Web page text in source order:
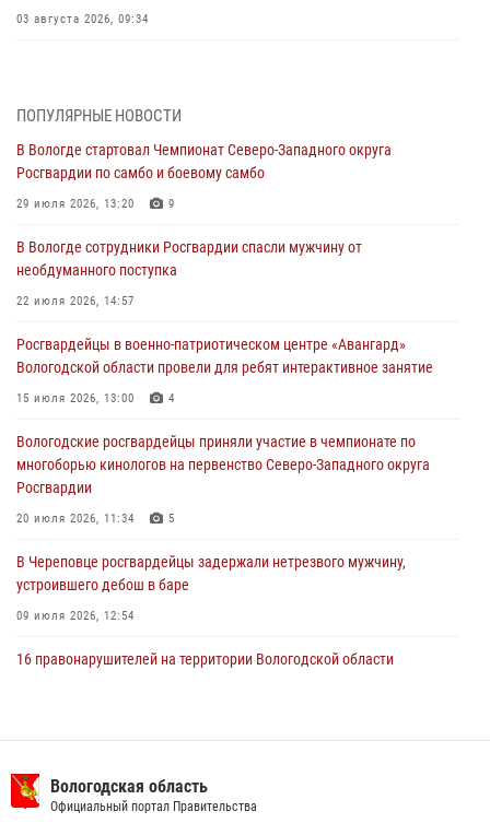
03 августа 2026, 09:34
самбо
ЗА МИНУВШУЮ НЕДЕЛЮ СОТРУДНИКАМИ ВНЕВЕДОМСТВЕННОЙ
ОХРАНЫ РОСГВАРДИИ В ВОЛОГОДСКОЙ ОБЛАСТИ ЗАДЕРЖАНО 23
02 августа 2026, 10:37
Росгвардейцы в г. Соколе задержали несовершеннолетнего
31 июля 2026, 06:43
В Вологде стартовал Чемпионат Северо-Западного округа
29 июля 2026, 13:20
ПОПУЛЯРНЫЕ НОВОСТИ
В Вологде стартовал Чемпионат Северо-Западного округа
Росгвардии по самбо и боевому самбо
29 июля 2026, 13:20 9
В Вологде сотрудники Росгвардии спасли мужчину от
необдуманного поступка
22 июля 2026, 14:57
Росгвардейцы в военно-патриотическом центре «Авангард»
Вологодской области провели для ребят интерактивное занятие
15 июля 2026, 13:00 4
Вологодские росгвардейцы приняли участие в чемпионате по
многоборью кинологов на первенство Северо-Западного округа
Росгвардии
20 июля 2026, 11:34 5
В Череповце росгвардейцы задержали нетрезвого мужчину,
устроившего дебош в баре
09 июля 2026, 12:54
16 правонарушителей на территории Вологодской области
В Великом Устюге росгвардейцы задержали мужчин, устроивших
стрельбу
Вологодская область
Официальный портал Правительства